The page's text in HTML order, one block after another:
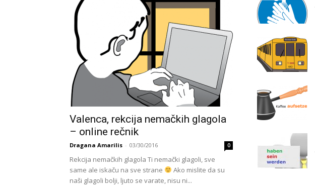
Valenca, rekcija nemačkih glagola
– online rečnik
Dragana Amarilis - 03/30/2016 0
Rekcija nemačkih glagola Ti nemački glagoli, sve
same ale iskaču na sve strane
Ako mislite da su
naši glagoli bolji, ljuto se varate, nisu ni...